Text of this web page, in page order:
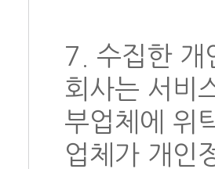
7. 수집한 개
회사는 서비
부업체에 위
업체가 개인